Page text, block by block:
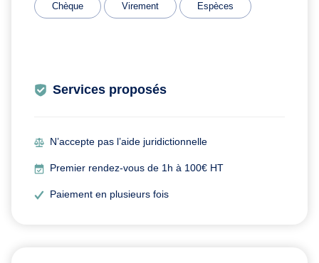
Chèque Virement Espèces
Services proposés
N’accepte pas l’aide juridictionnelle
Premier rendez-vous de 1h à 100€ HT
Paiement en plusieurs fois